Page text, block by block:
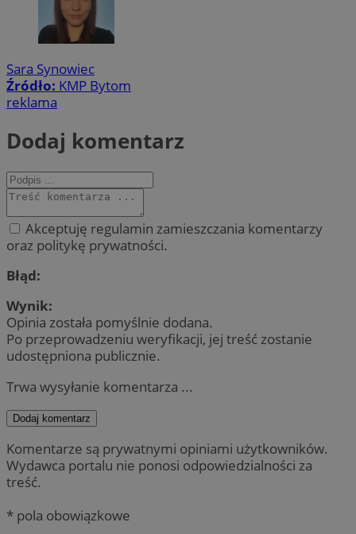
Sara Synowiec
Źródło: KMP Bytom
reklama
Dodaj komentarz
Akceptuję regulamin zamieszczania komentarzy
oraz politykę prywatności.
Błąd:
Wynik:
Opinia została pomyślnie dodana.
Po przeprowadzeniu weryfikacji, jej treść zostanie
udostępniona publicznie.
Trwa wysyłanie komentarza ...
Dodaj komentarz
Komentarze są prywatnymi opiniami użytkowników.
Wydawca portalu nie ponosi odpowiedzialności za
treść.
* pola obowiązkowe